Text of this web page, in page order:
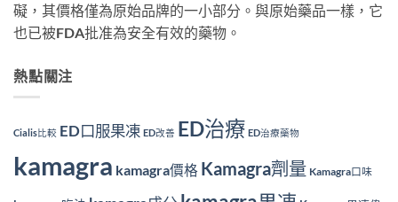
礙，其價格僅為原始品牌的一小部分。與原始藥品一樣，它
也已被FDA批准為安全有效的藥物。
熱點關注
Cialis比較 ED口服果凍 ED改善 ED治療 ED治療藥物
kamagra kamagra價格 Kamagra劑量 Kamagra口味